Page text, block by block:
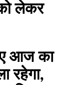
लेकर
आज का
रहेगा,